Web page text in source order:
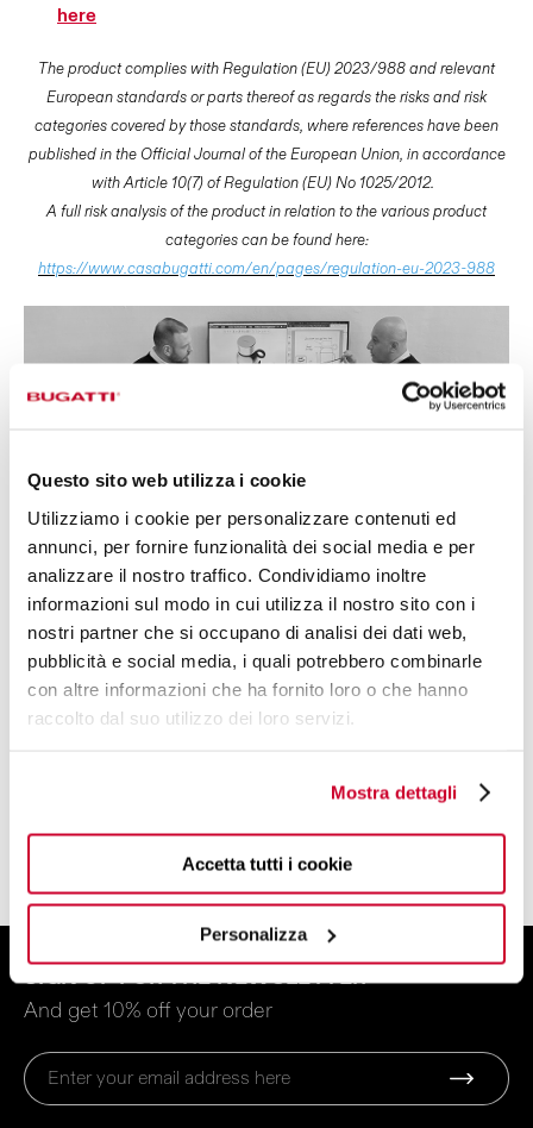
Questo sito web utilizza i cookie
Utilizziamo i cookie per personalizzare contenuti ed
annunci, per fornire funzionalità dei social media e per
analizzare il nostro traffico. Condividiamo inoltre
informazioni sul modo in cui utilizza il nostro sito con i
nostri partner che si occupano di analisi dei dati web,
pubblicità e social media, i quali potrebbero combinarle
con altre informazioni che ha fornito loro o che hanno
raccolto dal suo utilizzo dei loro servizi.
Mostra dettagli
Accetta tutti i cookie
Personalizza
here
The product complies with Regulation (EU) 2023/988 and relevant
European standards or parts thereof as regards the risks and risk
categories covered by those standards, where references have been
published in the Official Journal of the European Union, in accordance
with Article 10(7) of Regulation (EU) No 1025/2012.
A full risk analysis of the product in relation to the various product
categories can be found here:
https://www.casabugatti.com/en/pages/regulation-eu-2023-988
DESIGN BY
BUGATTI DESIGN STUDIO
SIGN UP FOR THE NEWSLETTER
And get 10% off your order